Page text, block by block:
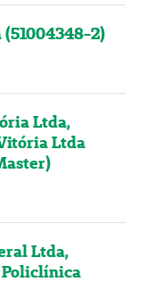
2)
Ltda,
Ltda
Ltda,
Policlínica